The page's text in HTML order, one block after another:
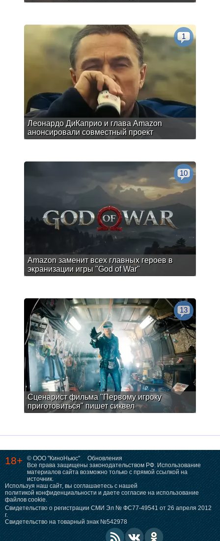
Леонардо ДиКаприо и глава Amazon
анонсировали совместный проект
1
Amazon заменит всех главных героев в
экранизации игры "God of War"
10
Сценарист фильма "Первому игроку
приготовиться" пишет сиквел
13
18+ © ООО "КиноНьюс"
Обновления
Все права защищены законодательством РФ. Использование
материалов сайта возможно только с прямой ссылкой на
источник.
Используя наш сайт, вы соглашаетесь с нашей
политикой конфиденциальности и даете согласие на использование
файлов cookie.
Свидетельство о регистрации СМИ Эл № ФС77-49541 от 26 апреля 2012
г.
Свидетельство на товарный знак №542978